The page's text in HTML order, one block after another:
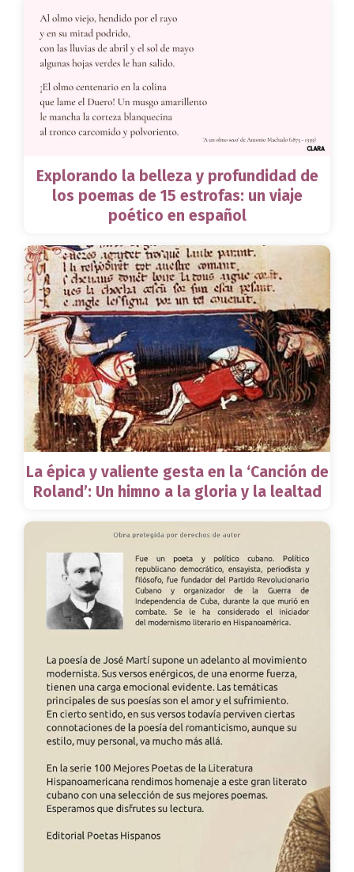
Explorando la belleza y profundidad de
los poemas de 15 estrofas: un viaje
poético en español
La épica y valiente gesta en la ‘Canción de
Roland’: Un himno a la gloria y la lealtad